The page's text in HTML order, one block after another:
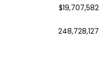
$19,707,582
248,728,127